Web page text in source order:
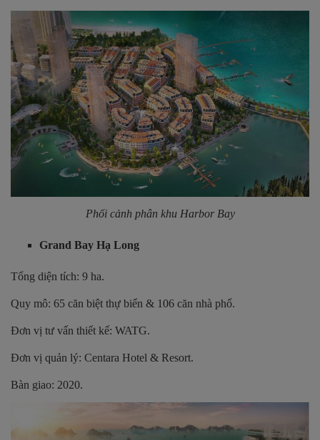
Phối cảnh phân khu Harbor Bay
Grand Bay Hạ Long
Tổng diện tích: 9 ha.
Quy mô: 65 căn biệt thự biển & 106 căn nhà phố.
Đơn vị tư vấn thiết kế: WATG.
Đơn vị quản lý: Centara Hotel & Resort.
Bàn giao: 2020.